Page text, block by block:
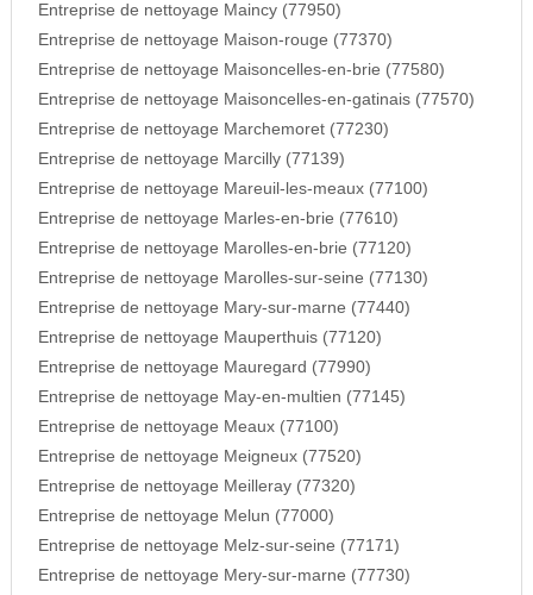
Entreprise de nettoyage Maincy (77950)
Entreprise de nettoyage Maison-rouge (77370)
Entreprise de nettoyage Maisoncelles-en-brie (77580)
Entreprise de nettoyage Maisoncelles-en-gatinais (77570)
Entreprise de nettoyage Marchemoret (77230)
Entreprise de nettoyage Marcilly (77139)
Entreprise de nettoyage Mareuil-les-meaux (77100)
Entreprise de nettoyage Marles-en-brie (77610)
Entreprise de nettoyage Marolles-en-brie (77120)
Entreprise de nettoyage Marolles-sur-seine (77130)
Entreprise de nettoyage Mary-sur-marne (77440)
Entreprise de nettoyage Mauperthuis (77120)
Entreprise de nettoyage Mauregard (77990)
Entreprise de nettoyage May-en-multien (77145)
Entreprise de nettoyage Meaux (77100)
Entreprise de nettoyage Meigneux (77520)
Entreprise de nettoyage Meilleray (77320)
Entreprise de nettoyage Melun (77000)
Entreprise de nettoyage Melz-sur-seine (77171)
Entreprise de nettoyage Mery-sur-marne (77730)